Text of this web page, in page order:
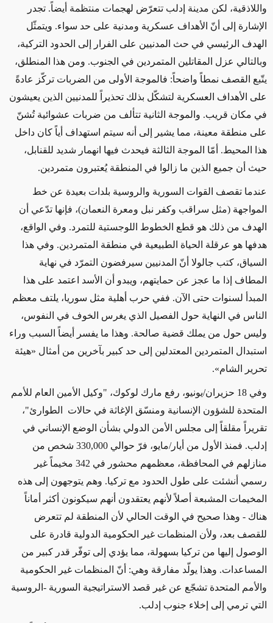
واللاذقية، لكن مدينة إدلب تتعرّض لهجمات منتظمة أيضاً. تجدر
الإشارة إلى أنّ الأهداف عسكرية ومدنية على حد سواء. ويتمثّل
الهدف الرئيسي في حث المدنيين على الفرار إلى الحدود التركية،
وبالتالي عزل المقاتلين المتمردين في الجنوب. ومن هذا المنطلق،
يتّبع القصف نمطاً واضحاً: فالموجة الأولى من الضربات تركّز عادةً
على الأهداف العسكرية لتشكّل بذلك تحذيراً للمدنيين الذين يعيشون
في مكان قريب. والموجة الثانية تتألف من ضربات عشوائية تُشنّ
على منطقة معينة، مما يشير إلى أنه سيتم استهداف أياً كان داخل
هذا المحيط. أمّا الموجة الثالثة فيحدث فيها انهمار شديد للقنابل،
حيث أن جميع الذين ما زالوا في المنطقة يُعتبرون متمردين.
عندما تقصف القوات السورية والروسية بلدات بعيدة عن خط
المواجهة (مثل سراقب وكفر نبل ومعرة النعمان)، فإنها تدّعي أن
الهدف من ذلك هو قطع الخطوط اللوجستية للتمرد. وفي الواقع،
هدفها هو عرقلة الحياة الطبيعية في منطقة المتمردين. وفي هذا
السياق، كتب جالولا أنّ المدنيين سيرفضون التمرّد في نهاية
المطاف إذا ما عجز عن حمايتهم، ويبدو أن الأسد اعتمد على هذا
المبدأ لسنوات حتى الآن. ففي حرب أهلية مثل سوريا، يلتف معظم
الناس في النهاية حول الفصيل الذي يغرس الخوف في النفوس،
وليس حول من يملك قضية صالحة. وهذا ما يفسر أيضاً السبب وراء
استبدال المتمردين المعتدلين إلى حد كبير بآخرين من أمثال «هيئة
تحرير الشام».
وفي 18 حزيران/يونيو، رفع مارك لوكوك، "وكيل الأمين العام للأمم
المتحدة للشؤون الإنسانية ومنسّق الإغاثة في حالات الطوارئ"،
تقريراً مقلقاً إلى مجلس الأمن الدولي بشأن الوضع الإنساني في
إدلب. فمنذ الأول من أيار/مايو، فرّ حوالي 330,000 شخص من
منازلهم في المحافظة، معظمهم محشور في 342 مخيماً غير
رسمي أنشئت على طول الحدود مع تركيا. وهم يتوجهون إلى هذه
المخيمات المشبعة أصلاً لأنهم يعتقدون أنهم سيكونون أكثر أماناً
هناك - وهذا صحيح في الوقت الحالي لأن المنطقة لم تتعرض
للقصف بعد، ولأن المنظمات غير الحكومية الدولية قادرة على
الوصول إليها من تركيا بسهولة، مما يؤدي إلى توفّر قدر كبير من
المساعدات. وهذا يولّد مفارقة وهي: أنّ المنظمات غير الحكومية
والأمم المتحدة تشجّع عن غير قصد الاستراتيجية السورية -الروسية
التي ترمي إلى إخلاء جنوب إدلب.